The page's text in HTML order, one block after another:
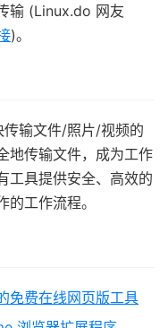
输 (Linux.do 网友
)。
输文件/照片/视频的
地传输文件，成为工作
工具提供安全、高效的
的工作流程。
免费在线网页版工具